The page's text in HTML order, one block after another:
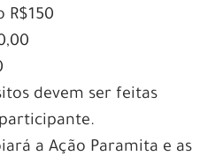
R$150
devem ser feitas
a Ação Paramita e as